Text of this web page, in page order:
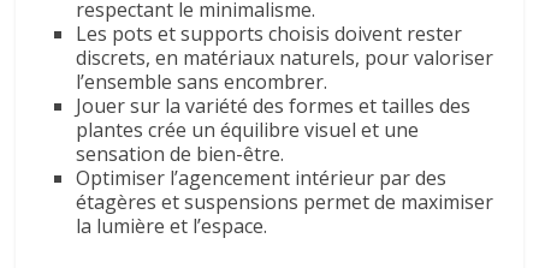
respectant le minimalisme.
Les pots et supports choisis doivent rester
discrets, en matériaux naturels, pour valoriser
l’ensemble sans encombrer.
Jouer sur la variété des formes et tailles des
plantes crée un équilibre visuel et une
sensation de bien-être.
Optimiser l’agencement intérieur par des
étagères et suspensions permet de maximiser
la lumière et l’espace.